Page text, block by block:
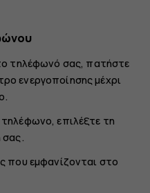
τηλέφωνό σας, πατήστε
ενεργοποίησης μέχρι
επιλέξτε τη
σας.
που εμφανίζονται στο